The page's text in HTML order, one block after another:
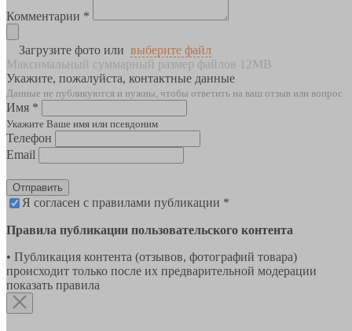
Комментарии *
Загрузите фото или выберите файл
Максимальный суммарный размер файлов 12MB
Укажите, пожалуйста, контактные данные
Данные не публикуются и нужны, чтобы ответить на ваш отзыв или вопрос
Имя *
Укажите Ваше имя или псевдоним
Телефон
Email
Отправить
Я согласен с правилами публикации *
Правила публикации пользовательского контента
• Публикация контента (отзывов, фотографий товара)
происходит только после их предварительной модерации
показать правила